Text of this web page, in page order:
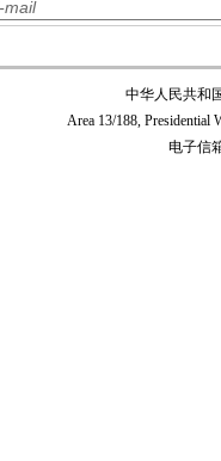
中华人民共和
Area 13/188, Presidential
电子信